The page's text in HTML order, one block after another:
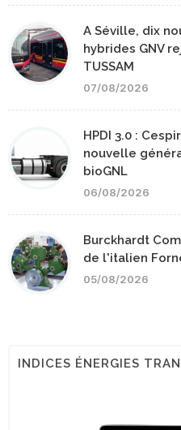
A Séville, dix
hybrides GNV
TUSSAM
07/08/2026
HPDI 3.0 :
nouvelle
bioGNL
06/08/2026
Burckhardt
de l'italien
05/08/2026
INDICES ÉNERGIES